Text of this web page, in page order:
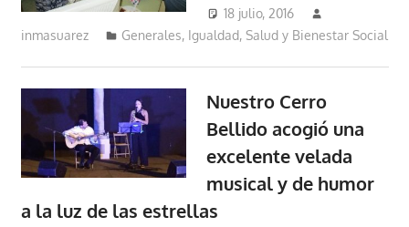
18 julio, 2016
inmasuarez
Generales, Igualdad, Salud y Bienestar Social
Nuestro Cerro
Bellido acogió una
excelente velada
musical y de humor
a la luz de las estrellas